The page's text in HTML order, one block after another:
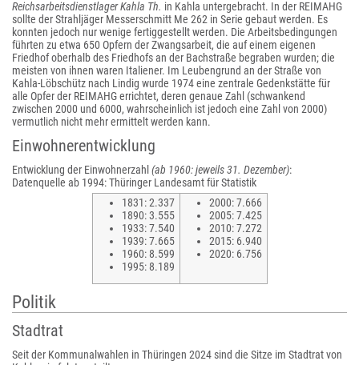
Reichsarbeitsdienstlager Kahla Th. in Kahla untergebracht. In der REIMAHG
sollte der Strahljäger Messerschmitt Me 262 in Serie gebaut werden. Es
konnten jedoch nur wenige fertiggestellt werden. Die Arbeitsbedingungen
führten zu etwa 650 Opfern der Zwangsarbeit, die auf einem eigenen
Friedhof oberhalb des Friedhofs an der Bachstraße begraben wurden; die
meisten von ihnen waren Italiener. Im Leubengrund an der Straße von
Kahla-Löbschütz nach Lindig wurde 1974 eine zentrale Gedenkstätte für
alle Opfer der REIMAHG errichtet, deren genaue Zahl (schwankend
zwischen 2000 und 6000, wahrscheinlich ist jedoch eine Zahl von 2000)
vermutlich nicht mehr ermittelt werden kann.
Einwohnerentwicklung
Entwicklung der Einwohnerzahl (ab 1960: jeweils 31. Dezember):
Datenquelle ab 1994: Thüringer Landesamt für Statistik
1831: 2.337
1890: 3.555
1933: 7.540
1939: 7.665
1960: 8.599
1995: 8.189
2000: 7.666
2005: 7.425
2010: 7.272
2015: 6.940
2020: 6.756
Politik
Stadtrat
Seit der Kommunalwahlen in Thüringen 2024 sind die Sitze im Stadtrat von